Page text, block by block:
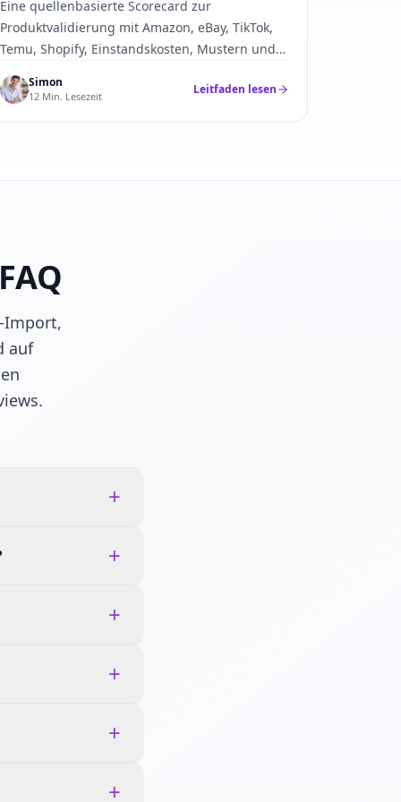
Eine quellenbasierte Scorecard zur
Produktvalidierung mit Amazon, eBay, TikTok,
Temu, Shopify, Einstandskosten, Mustern und
Simon
12 Min. Lesezeit Leitfaden lesen
Import,
auf
+
+
+
+
+
+